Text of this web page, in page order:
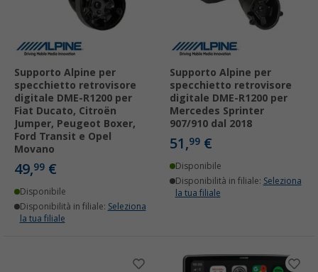
Supporto Alpine per
specchietto retrovisore
digitale DME-R1200 per
Fiat Ducato, Citroën
Jumper, Peugeot Boxer,
Ford Transit e Opel
Movano
49,99 €
Disponibile
Disponibilità in filiale: Seleziona
la tua filiale
Supporto Alpine per
specchietto retrovisore
digitale DME-R1200 per
Mercedes Sprinter
907/910 dal 2018
51,99 €
Disponibile
Disponibilità in filiale: Seleziona
la tua filiale